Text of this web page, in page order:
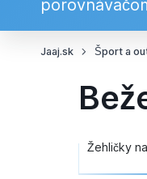
Jaaj.sk Šport a
Žehličky